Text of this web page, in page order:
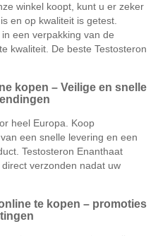
winkel koopt, kunt u er zeker
en op kwaliteit is getest.
een verpakking van de
kwaliteit. De beste Testosteron
kopen – Veilige en snelle
heel Europa. Koop
een snelle levering en een
Testosteron Enanthaat
verzonden nadat uw
te kopen – promoties